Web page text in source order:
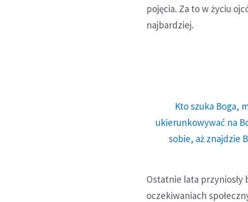
pojęcia. Za to w życiu
najbardziej.
Kto szuka Boga,
ukierunkowywać na
sobie, aż znajdzie
Ostatnie lata
oczekiwaniach